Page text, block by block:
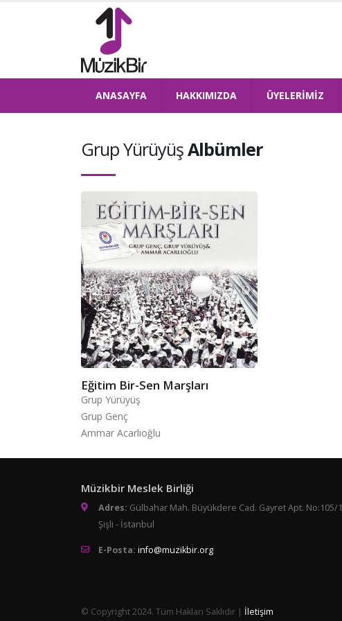
ANASAYFA HAKKIMIZDA ÜYELERİMİZ
Grup YürüyüşAlbümler
Eğitim Bir-Sen Marşları
Grup Yürüyüş
Grup Genç
Ammar Acarlıoğlu
Müzikbir Meslek Birliği
Adres: Gülbahar Mah. Büyükdere Cad. Gayret Apt. No:105/1
Şişli - İstanbul
E-Posta: info@muzikbir.org
© Copyright 2024. Tüm Hakları Saklıdır | İletişim